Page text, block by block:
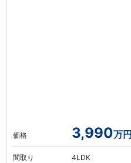
価格 3,990万円
間取り 4LDK